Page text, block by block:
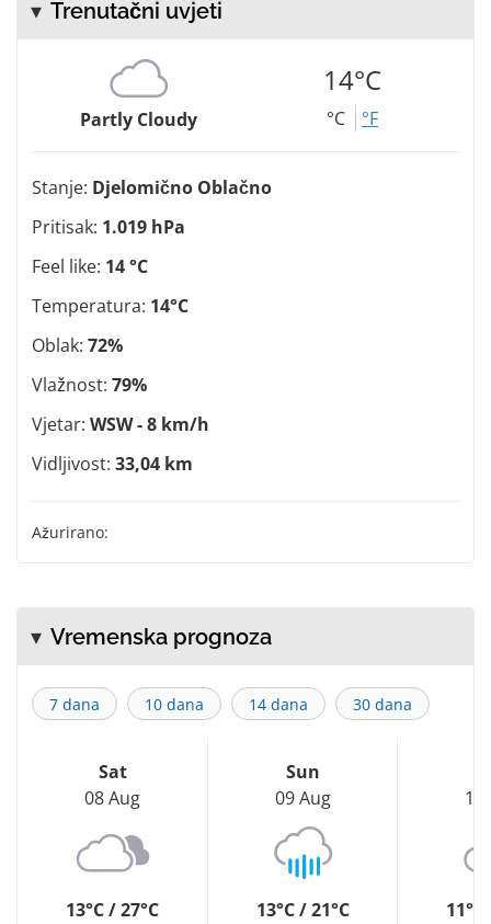
Trenutačni uvjeti
Partly Cloudy
14°C
°C °F
Stanje: Djelomično Oblačno
Pritisak: 1.019 hPa
Feel like: 14 °C
Temperatura: 14°C
Oblak: 72%
Vlažnost: 79%
Vjetar: WSW - 8 km/h
Vidljivost: 33,04 km
Ažurirano:
Vremenska prognoza
7 dana 10 dana 14 dana 30 dana
Sat
08 Aug
13°C / 27°C
Sun
09 Aug
13°C / 21°C
10
11°C